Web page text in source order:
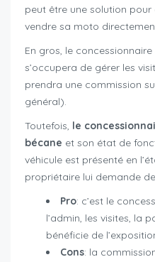
peut être une solution
vendre sa moto
En gros, le
s’occupera de gérer les
prendra une commission
général).
Toutefois, le
bécane et son état de
véhicule est présenté en
propriétaire lui demande
Pro: c’est le
l’admin, les visites, la
bénéficie de
Cons: la